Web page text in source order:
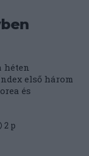
héten
első három
és
2 p